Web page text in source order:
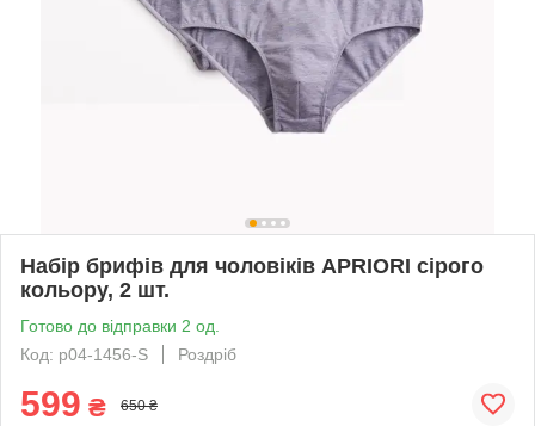
Набір брифів для чоловіків APRIORI сірого
кольору, 2 шт.
Готово до відправки 2 од.
Код: p04-1456-S
Роздріб
599 ₴ 650 ₴